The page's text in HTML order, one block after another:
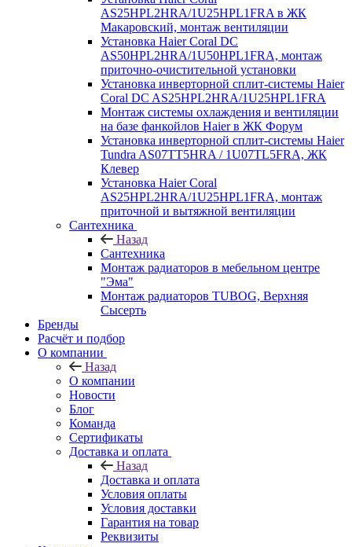
AS25HPL2HRA/1U25HPL1FRA в ЖК
Макаровский, монтаж вентиляции
Установка Haier Coral DC
AS50HPL2HRA/1U50HPL1FRA, монтаж
приточно-очистительной установки
Установка инверторной сплит-системы Haier
Coral DC AS25HPL2HRA/1U25HPL1FRA
Монтаж системы охлаждения и вентиляции
на базе фанкойлов Haier в ЖК Форум
Установка инверторной сплит-системы Haier
Tundra AS07TT5HRA / 1U07TL5FRA, ЖК
Клевер
Установка Haier Coral
AS25HPL2HRA/1U25HPL1FRA, монтаж
приточной и вытяжной вентиляции
Сантехника
Назад
Сантехника
Монтаж радиаторов в мебельном центре
"Эма"
Монтаж радиаторов TUBOG, Верхняя
Сысерть
Бренды
Расчёт и подбор
О компании
Назад
О компании
Новости
Блог
Команда
Сертификаты
Доставка и оплата
Назад
Доставка и оплата
Условия оплаты
Условия доставки
Гарантия на товар
Реквизиты